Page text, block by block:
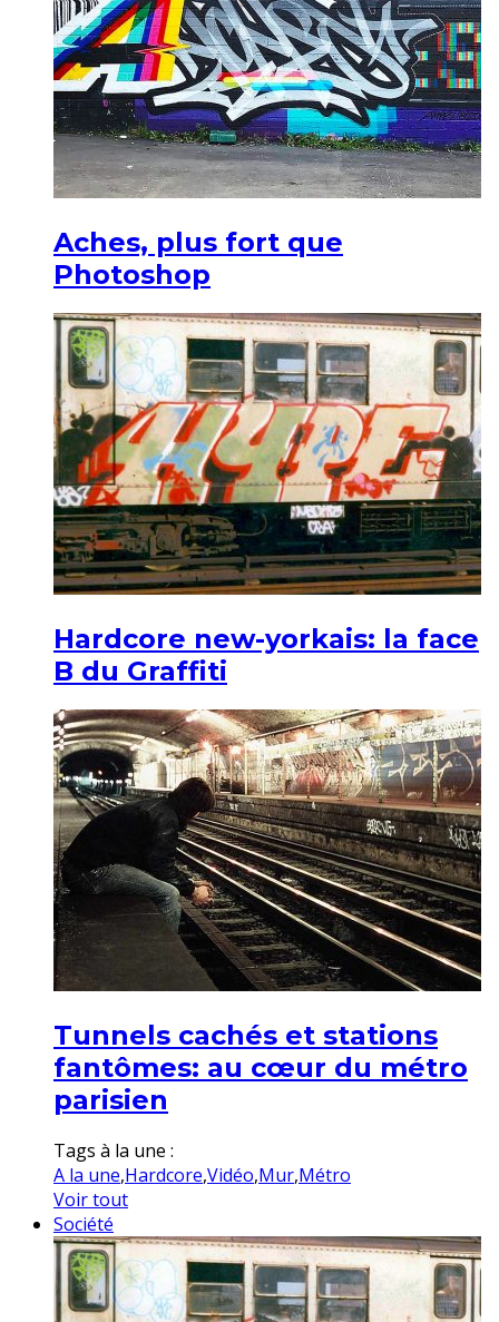
Aches, plus fort que
Photoshop
Hardcore new-yorkais: la face
B du Graffiti
Tunnels cachés et stations
fantômes: au cœur du métro
parisien
Tags à la une :
A la une,Hardcore,Vidéo,Mur,Métro
Voir tout
Société